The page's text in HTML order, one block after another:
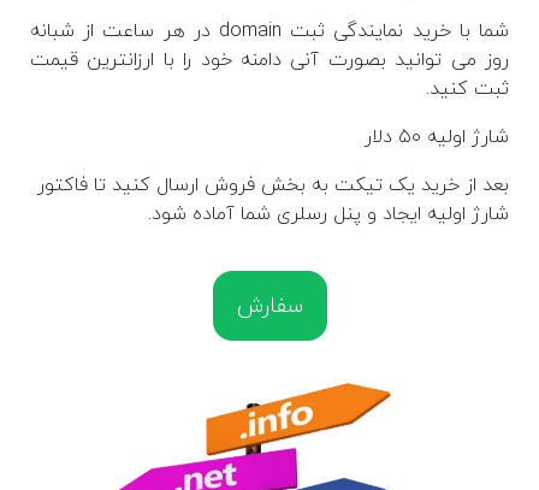
شما با خرید نمایندگی ثبت domain در هر ساعت از شبانه
روز می توانید بصورت آنی دامنه خود را با ارزانترین قیمت
ثبت کنید.
شارژ اولیه ۵۰ دلار
بعد از خرید یک تیکت به بخش فروش ارسال کنید تا فاکتور
شارژ اولیه ایجاد و پنل رسلری شما آماده شود.
سفارش